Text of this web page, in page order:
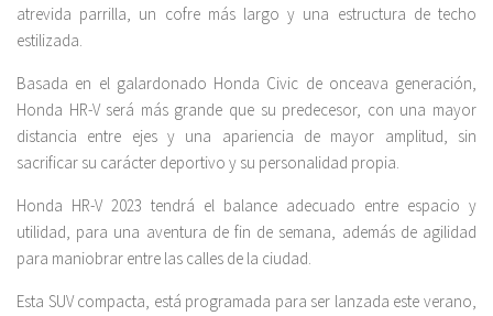
atrevida parrilla, un cofre más largo y una estructura de techo
estilizada.
Basada en el galardonado Honda Civic de onceava generación,
Honda HR-V será más grande que su predecesor, con una mayor
distancia entre ejes y una apariencia de mayor amplitud, sin
sacrificar su carácter deportivo y su personalidad propia.
Honda HR-V 2023 tendrá el balance adecuado entre espacio y
utilidad, para una aventura de fin de semana, además de agilidad
para maniobrar entre las calles de la ciudad.
Esta SUV compacta, está programada para ser lanzada este verano,